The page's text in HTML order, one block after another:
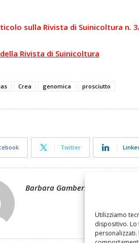
Utilizziamo
dispositivo.
sulla Rivista di Suinicoltura n.
della Rivista di Suinicoltura
Crea genomica prosciutto
Twitter
Barbara Gamberini